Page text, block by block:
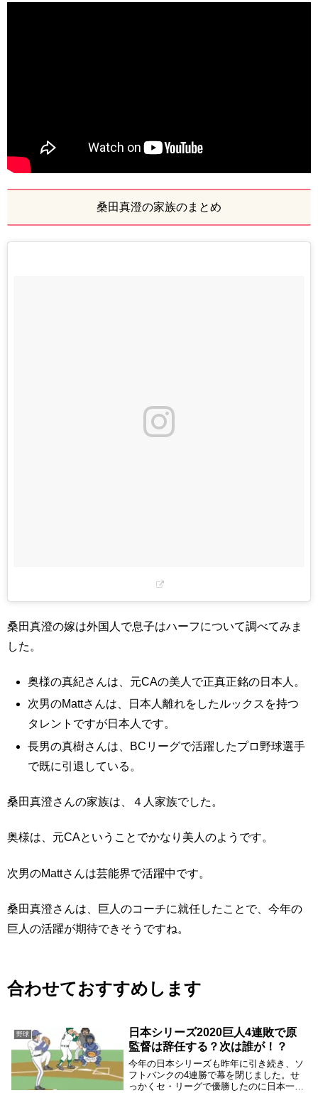
桑田真澄の家族のまとめ
桑田真澄の嫁は外国人で息子はハーフについて調べてみま
した。
奥様の真紀さんは、元CAの美人で正真正銘の日本人。
次男のMattさんは、日本人離れをしたルックスを持つ
タレントですが日本人です。
長男の真樹さんは、BCリーグで活躍したプロ野球選手
で既に引退している。
桑田真澄さんの家族は、４人家族でした。
奥様は、元CAということでかなり美人のようです。
次男のMattさんは芸能界で活躍中です。
桑田真澄さんは、巨人のコーチに就任したことで、今年の
巨人の活躍が期待できそうですね。
合わせておすすめします
野球
日本シリーズ2020巨人4連敗で原
監督は辞任する？次は誰が！？
今年の日本シリーズも昨年に引き続き、ソ
フトバンクの4連勝で幕を閉じました。せ
っかくセ・リーグで優勝したのに日本一に